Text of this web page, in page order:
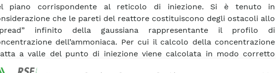
piano corrispondente al reticolo di iniezione. Si è tenuto in
che le pareti del reattore costituiscono degli ostacoli allo
infinito della gaussiana rappresentante il profilo di
dell’ammoniaca. Per cui il calcolo della concentrazione
a valle del punto di iniezione viene calcolata in modo corretto
la teoria classica dell’immagine. E’ stato verificato che è